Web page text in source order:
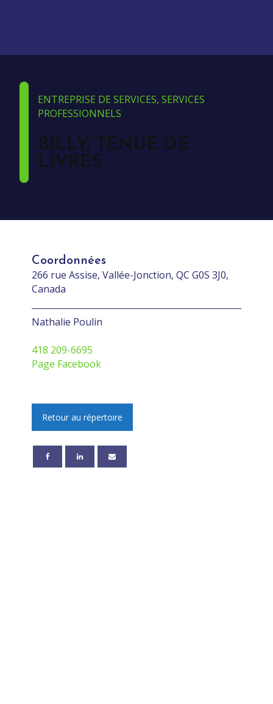
ENTREPRISE DE SERVICES, SERVICES
PROFESSIONNELS
BILLY, TENUE DE
LIVRES
Coordonnées
266 rue Assise, Vallée-Jonction, QC G0S 3J0,
Canada
Nathalie Poulin
418 209-6695
Page Facebook
Retour au répertoire